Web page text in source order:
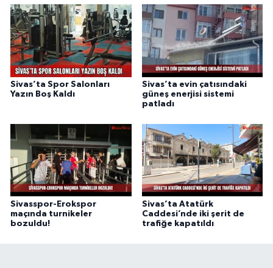
Sivas’ta Spor Salonları
Yazın Boş Kaldı
Sivas’ta evin çatısındaki
güneş enerjisi sistemi
patladı
Sivasspor-Erokspor
maçında turnikeler
bozuldu!
Sivas’ta Atatürk
Caddesi’nde iki şerit de
trafiğe kapatıldı